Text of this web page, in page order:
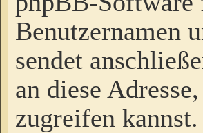
Benutzernamen
sendet
an diese
zugreifen kannst.